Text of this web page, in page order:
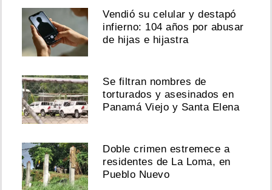
Vendió su celular y destapó
infierno: 104 años por abusar
de hijas e hijastra
Se filtran nombres de
torturados y asesinados en
Panamá Viejo y Santa Elena
Doble crimen estremece a
residentes de La Loma, en
Pueblo Nuevo